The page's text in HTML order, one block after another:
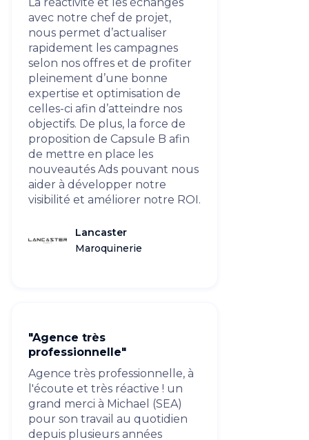
avec notre chef de projet,
nous permet d’actualiser
rapidement les campagnes
selon nos offres et de profiter
pleinement d’une bonne
expertise et optimisation de
celles-ci afin d’atteindre nos
objectifs. De plus, la force de
proposition de Capsule B afin
de mettre en place les
nouveautés Ads pouvant nous
aider à développer notre
visibilité et améliorer notre ROI.
Lancaster
Maroquinerie
"Agence très
professionnelle"
Agence très professionnelle, à
l'écoute et très réactive ! un
grand merci à Michael (SEA)
pour son travail au quotidien
depuis plusieurs années